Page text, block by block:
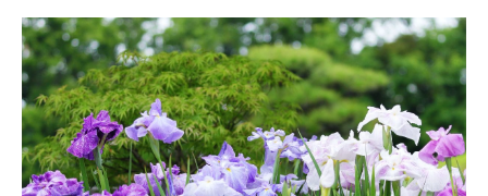
の大切さを感じられるように」という目的をもって開催されま
す。 ホタル観賞会を初夏の思い出に ホタルが見られる場所は、
貴重な自然環境と言えるでしょう。 地元・堺でホタルの舞が見
られるなんて、すてきな体験だと思います。 ホタル観賞会を、
この初夏の思い出にしてみてはいかがでしょうか！ なお、金曜
日や週末は混雑が予想されるので、ご注意ください。 ※写真は
全て施設提供